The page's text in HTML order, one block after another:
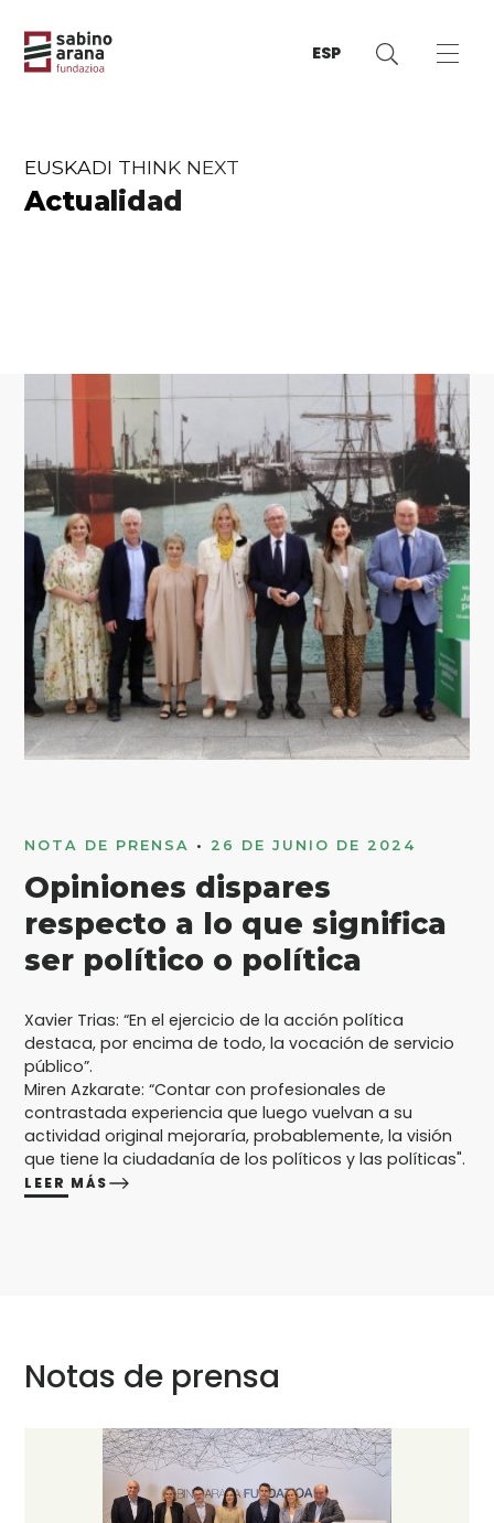
ESP
EUSKADI THINK NEXT
Actualidad
NOTA DE PRENSA • 26 DE JUNIO DE 2024
Opiniones dispares
respecto a lo que significa
ser político o política
Xavier Trias: “En el ejercicio de la acción política
destaca, por encima de todo, la vocación de servicio
público”.
Miren Azkarate: “Contar con profesionales de
contrastada experiencia que luego vuelvan a su
actividad original mejoraría, probablemente, la visión
que tiene la ciudadanía de los políticos y las políticas".
LEER MÁS
Notas de prensa